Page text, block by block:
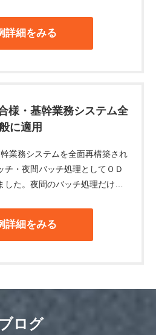
詳細をみる
様・基幹業務システム全
に適用
業務システムを全面再構築され
チ・夜間バッチ処理としてＯＤ
した。夜間のバッチ処理だけで
詳細をみる
ブログ